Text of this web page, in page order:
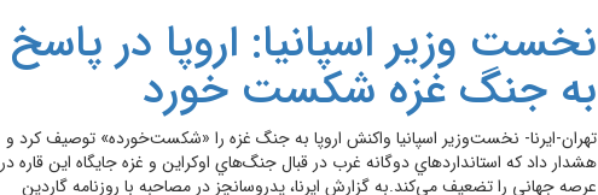
نخست وزير اسپانيا: اروپا در پاسخ
به جنگ غزه شکست خورد
تهران-ايرنا- نخست‌وزير اسپانيا واکنش اروپا به جنگ غزه را «شکست‌خورده» توصيف کرد و
هشدار داد که استانداردهاي دوگانه غرب در قبال جنگ‌هاي اوکراين و غزه جايگاه اين قاره در
عرصه جهاني را تضعيف مي‌کند.به گزارش ايرنا، پدروسانچز در مصاحبه با روزنامه گاردين